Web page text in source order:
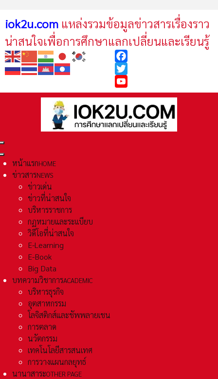
iok2u.com แหล่งรวมข้อมูลข่าวสารเรื่องราว
น่าสนใจเพื่อการศึกษาแลกเปลี่ยนและเรียนรู้
Facebook
Twitter
YouTube
หน้าแรกHOME
ข่าวสารNEWS
ข่าวเด่น
ข่าวที่น่าสนใจ
บริหารราชการ
กฏหมายและระเเบียบ
วิดีโอที่น่าสนใจ
E-Learning
E-Book
Big Data
บทความวิชาการACADEMIC
บริหารธุรกิจ
อุตสาหกรรม
โลจิสติกส์และชัพพลายเชน
การตลาด
นวัตกรรม
เทคโนโลยีสารสนเทศ
การวางแผนกลยุทธ์
นานาสาระOTHER PAGE